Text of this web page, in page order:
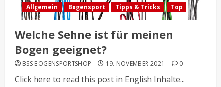
Allgemein Bogensport Tipps & Tricks Top
Welche Sehne ist für meinen
Bogen geeignet?
BSS BOGENSPORTSHOP 19. NOVEMBER 2021 0
Click here to read this post in English Inhalte...